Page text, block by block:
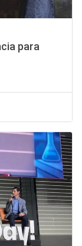
para